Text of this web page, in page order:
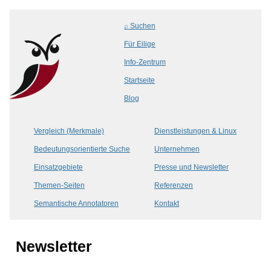
⌕ Suchen
Für Eilige
Info-Zentrum
Startseite
Blog
Vergleich (Merkmale)
Bedeutungsorientierte Suche
Einsatzgebiete
Themen-Seiten
Semantische Annotatoren
Dienstleistungen & Linux
Unternehmen
Presse und Newsletter
Referenzen
Kontakt
Newsletter